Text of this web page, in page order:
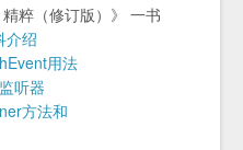
粹（修订版）》 一书
介绍
用法
听器
方法和